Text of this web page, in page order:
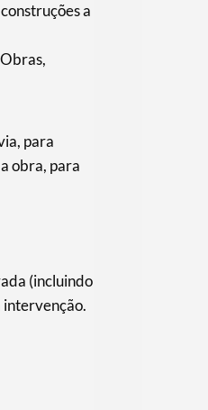
a
para
obra, para
(incluindo
intervenção.